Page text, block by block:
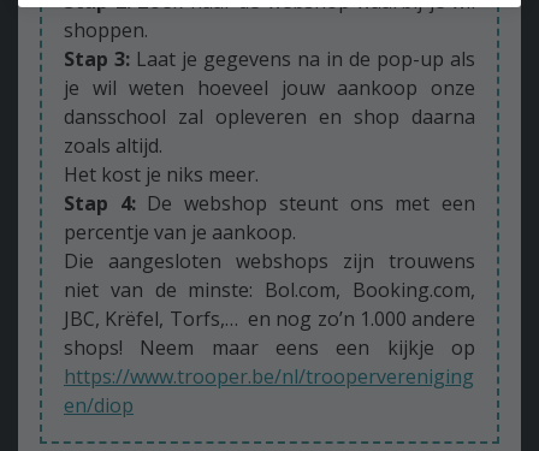
shoppen.
Stap 3: Laat je gegevens na in de pop-up als
je wil weten hoeveel jouw aankoop onze
dansschool zal opleveren en shop daarna
zoals altijd.
Het kost je niks meer.
Stap 4: De webshop steunt ons met een
percentje van je aankoop.
Die aangesloten webshops zijn trouwens
niet van de minste: Bol.com, Booking.com,
JBC, Krëfel, Torfs,… en nog zo’n 1.000 andere
shops! Neem maar eens een kijkje op
https://www.trooper.be/nl/troopervereniging
en/diop
analyseservices van derden, zolang de cookies
uitsluitend voor gebruik door de eigenaar van de
bezochte website zijn.